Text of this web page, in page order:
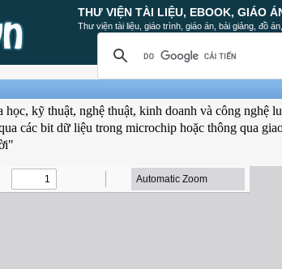
THƯ VIỆN TÀI LIỆU, EBOOK, GIÁO
Thư viện tài liệu, giáo trình, giáo án, bài giảng, đồ
học, kỹ thuật, nghệ thuật, kinh doanh và công nghệ
các bit dữ liệu trong microchip hoặc thông qua